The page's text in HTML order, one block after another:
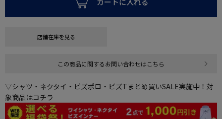
店舗在庫を見る
この商品に関するお問い合わせはこちら
▽シャツ・ネクタイ・ビズポロ・ビズTまとめ買いSALE実施中！対
象商品はコチラ